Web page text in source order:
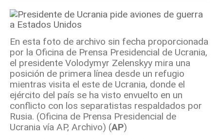
En esta foto de archivo sin fecha proporcionada
por la Oficina de Prensa Presidencial de Ucrania,
el presidente Volodymyr Zelenskyy mira una
posición de primera línea desde un refugio
mientras visita el este de Ucrania, donde el
ejército del país se ha visto envuelto en un
conflicto con los separatistas respaldados por
Rusia. (Oficina de Prensa Presidencial de
Ucrania vía AP, Archivo) (AP)